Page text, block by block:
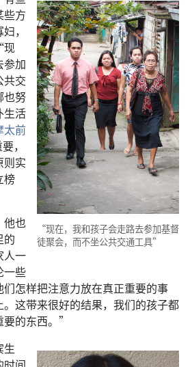
“现在，我和孩子会走路去参加基督
徒聚会，而不坐公共交通工具”
些方
，
现
参加
共交
也努
生活
太前
，
则实
榜
他也
的
人一
一些
怎样把注意力放在真正重要的事
这带来很好的结果，我们的孩子都
的东西。”
生